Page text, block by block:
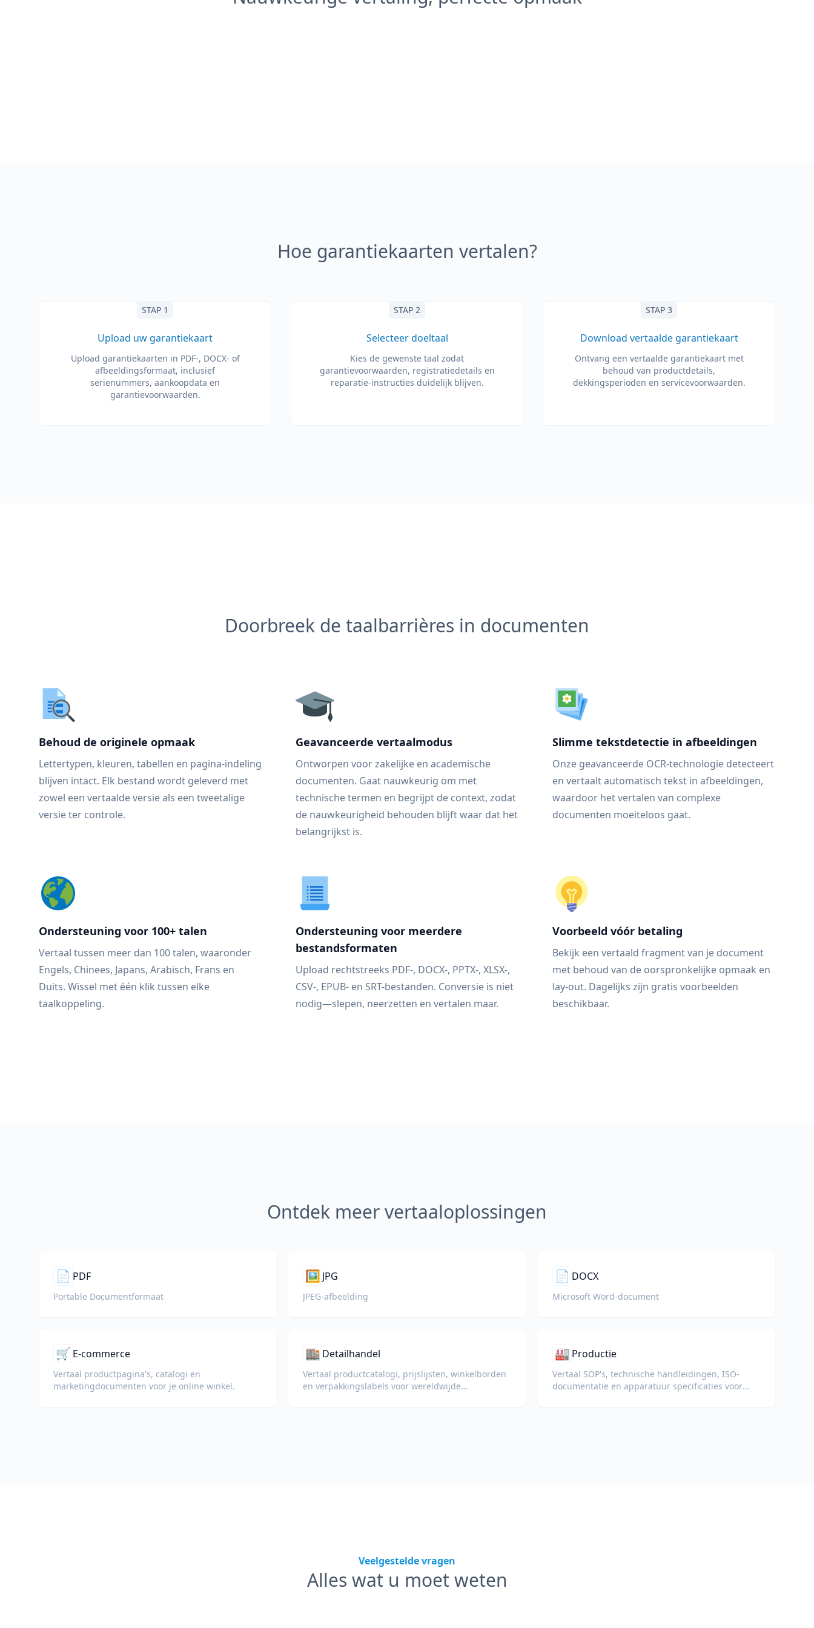
Hoe garantiekaarten vertalen?
STAP 1
Upload uw garantiekaart
Upload garantiekaarten in PDF-, DOCX- of
afbeeldingsformaat, inclusief
serienummers, aankoopdata en
garantievoorwaarden.
STAP 2
Selecteer doeltaal
Kies de gewenste taal zodat
garantievoorwaarden, registratiedetails en
reparatie-instructies duidelijk blijven.
STAP 3
Download vertaalde garantiekaart
Ontvang een vertaalde garantiekaart met
behoud van productdetails,
dekkingsperioden en servicevoorwaarden.
Doorbreek de taalbarrières in documenten
Behoud de originele opmaak
Lettertypen, kleuren, tabellen en pagina-indeling
blijven intact. Elk bestand wordt geleverd met
zowel een vertaalde versie als een tweetalige
versie ter controle.
Geavanceerde vertaalmodus
Ontworpen voor zakelijke en academische
documenten. Gaat nauwkeurig om met
technische termen en begrijpt de context, zodat
de nauwkeurigheid behouden blijft waar dat het
belangrijkst is.
Slimme tekstdetectie in afbeeldingen
Onze geavanceerde OCR-technologie detecteert
en vertaalt automatisch tekst in afbeeldingen,
waardoor het vertalen van complexe
documenten moeiteloos gaat.
Ondersteuning voor 100+ talen
Vertaal tussen meer dan 100 talen, waaronder
Engels, Chinees, Japans, Arabisch, Frans en
Duits. Wissel met één klik tussen elke
taalkoppeling.
Ondersteuning voor meerdere
bestandsformaten
Upload rechtstreeks PDF-, DOCX-, PPTX-, XLSX-,
CSV-, EPUB- en SRT-bestanden. Conversie is niet
nodig—slepen, neerzetten en vertalen maar.
Voorbeeld vóór betaling
Bekijk een vertaald fragment van je document
met behoud van de oorspronkelijke opmaak en
lay-out. Dagelijks zijn gratis voorbeelden
beschikbaar.
Ontdek meer vertaaloplossingen
📄 PDF
Portable Documentformaat
🖼️ JPG
JPEG-afbeelding
📄 DOCX
Microsoft Word-document
🛒 E-commerce
Vertaal productpagina's, catalogi en
marketingdocumenten voor je online winkel.
🏬 Detailhandel
Vertaal productcatalogi, prijslijsten, winkelborden
en verpakkingslabels voor wereldwijde
🏭 Productie
Vertaal SOP's, technische handleidingen, ISO-
documentatie en apparatuur specificaties voor
Veelgestelde vragen
Alles wat u moet weten